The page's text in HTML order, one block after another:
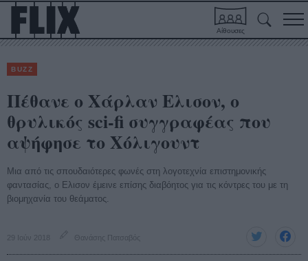
Αίθουσες
BUZZ
Πέθανε ο Χάρλαν Ελισον, ο
θρυλικός sci-fi συγγραφέας που
αψήφησε το Χόλιγουντ
Μια από τις σπουδαιότερες φωνές στη λογοτεχνία επιστημονικής
φαντασίας, ο Ελισον έμεινε επίσης διαβόητος για τις κόντρες του με τη
βιομηχανία του θεάματος.
29 Ιούν 2018 Θανάσης Πατσαβός